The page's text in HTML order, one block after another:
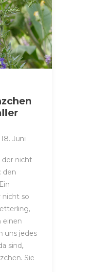
18. Juni
der nicht
den
nicht so
einen
uns jedes
sind,
Sie